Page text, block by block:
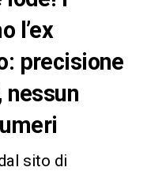
l’ex
precisione
nessun
sito di